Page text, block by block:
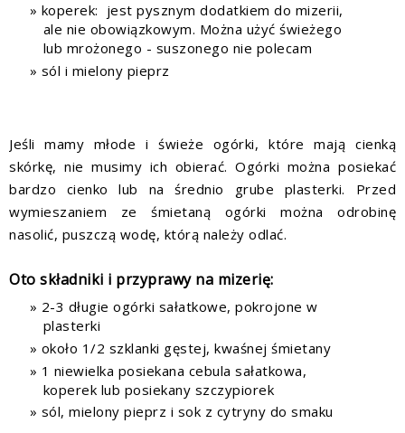
koperek: jest pysznym dodatkiem do mizerii,
ale nie obowiązkowym. Można użyć świeżego
lub mrożonego - suszonego nie polecam
sól i mielony pieprz
Jeśli mamy młode i świeże ogórki, które mają cienką
skórkę, nie musimy ich obierać. Ogórki można posiekać
bardzo cienko lub na średnio grube plasterki. Przed
wymieszaniem ze śmietaną ogórki można odrobinę
nasolić, puszczą wodę, którą należy odlać.
Oto składniki i przyprawy na mizerię:
2-3 długie ogórki sałatkowe, pokrojone w
plasterki
około 1/2 szklanki gęstej, kwaśnej śmietany
1 niewielka posiekana cebula sałatkowa,
koperek lub posiekany szczypiorek
sól, mielony pieprz i sok z cytryny do smaku